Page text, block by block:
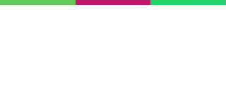
Yapı Kimyasalları